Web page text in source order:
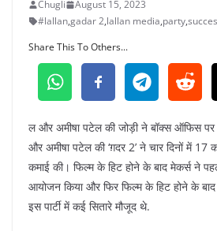
Chugli
August 15, 2023
#lallan,gadar 2,lallan media,party,
Share This To Others...
ल और अमीषा पटेल की जोड़ी ने बॉक्स ऑफिस पर
और अमीषा पटेल की ‘ग़दर 2’ ने चार दिनों में 17
कमाई की। फिल्म के हिट होने के बाद मेकर्स ने
आयोजन किया और फिर फिल्म के हिट होने के बाद
इस पार्टी में कई सितारे मौजूद थे.